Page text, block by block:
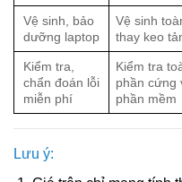
Vệ sinh, bảo
dưỡng laptop
Vệ sinh
thay keo
Kiểm tra,
chẩn đoán lỗi
miễn phí
Kiểm tra
phần cứng
phần mềm
Lưu ý: